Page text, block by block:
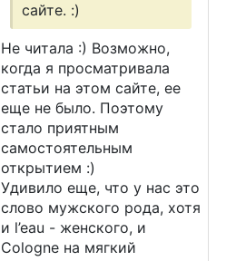
сайте. :)
Не читала :) Возможно,
когда я просматривала
статьи на этом сайте, ее
еще не было. Поэтому
стало приятным
самостоятельным
открытием :)
Удивило еще, что у нас это
слово мужского рода, хотя
и l’eau - женского, и
Cologne на мягкий